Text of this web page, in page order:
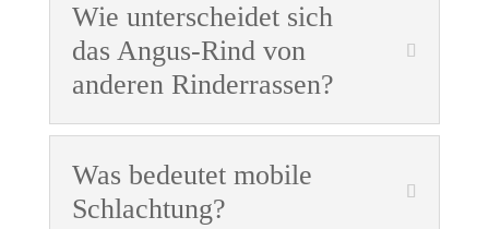
Wie unterscheidet sich
das Angus-Rind von
anderen Rinderrassen?
Was bedeutet mobile
Schlachtung?